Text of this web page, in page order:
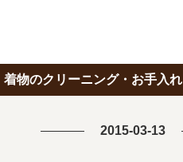
着物のクリーニング・お手入れ
2015-03-13